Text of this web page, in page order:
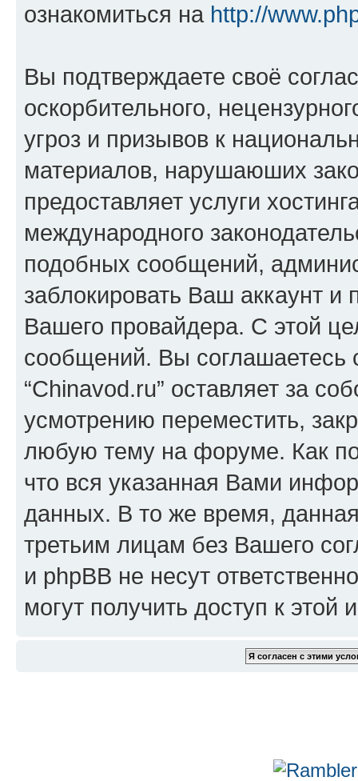
ознакомиться на http://
Вы подтверждаете своё
оскорбительного,
угроз и призывов к
материалов, нарушаюших
предоставляет услуги
международного
подобных сообщений,
заблокировать Ваш аккаунт и
Вашего провайдера. С этой
сообщений. Вы соглашаетесь
“Chinavod.ru” оставляет за
усмотрению переместить,
любую тему на форуме. Как
что вся указанная Вами
данных. В то же время,
третьим лицам без Вашего
и phpBB не несут
могут получить доступ к